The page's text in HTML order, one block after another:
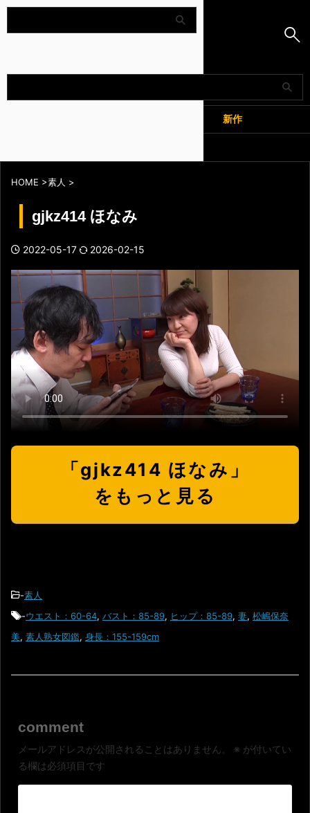
Amapedia
新作
HOME >素人 >
gjkz414 ほなみ
2022-05-17 2026-02-15
「gjkz414 ほなみ」
をもっと見る
-素人
-ウエスト：60-64, バスト：85-89, ヒップ：85-89, 妻, 松嶋保奈
美, 素人熟女図鑑, 身長：155-159cm
comment
メールアドレスが公開されることはありません。 ※ が付いてい
る欄は必須項目です